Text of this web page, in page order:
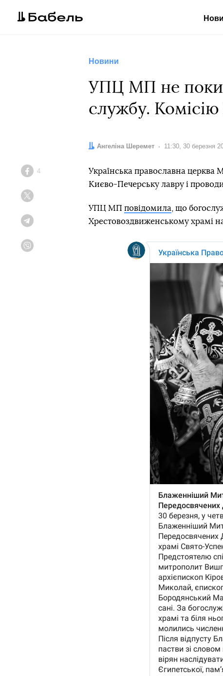
Новини
УПЦ МП не
службу.
Автор:
Ангеліна Шеремет Дата:
11:30, 30 березня
Facebook
4
Українська православна церква
Києво-Печерську лавру і
УПЦ МП повідомила , що
Хрестовоздвиженському храмі